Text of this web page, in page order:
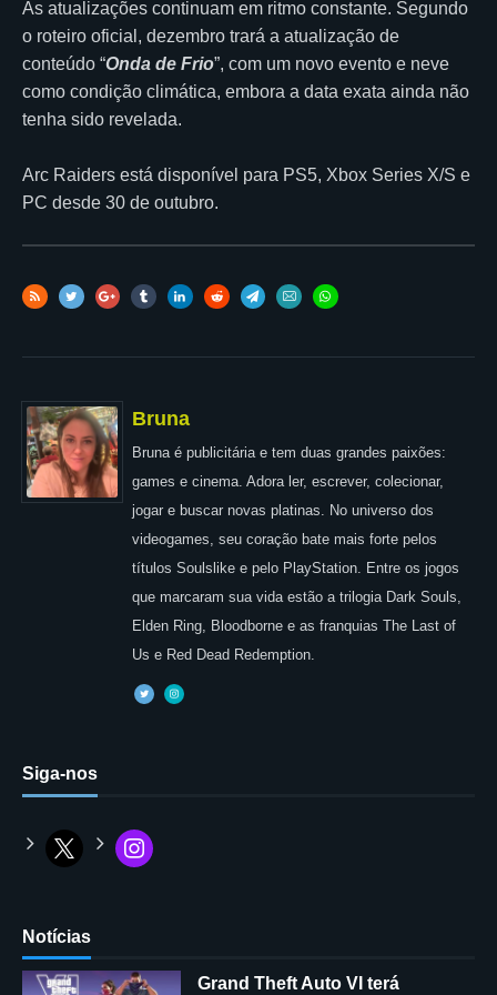
As atualizações continuam em ritmo constante. Segundo
o roteiro oficial, dezembro trará a atualização de
conteúdo “Onda de Frio”, com um novo evento e neve
como condição climática, embora a data exata ainda não
tenha sido revelada.
Arc Raiders está disponível para PS5, Xbox Series X/S e
PC desde 30 de outubro.
Bruna
Bruna é publicitária e tem duas grandes paixões:
games e cinema. Adora ler, escrever, colecionar,
jogar e buscar novas platinas. No universo dos
videogames, seu coração bate mais forte pelos
títulos Soulslike e pelo PlayStation. Entre os jogos
que marcaram sua vida estão a trilogia Dark Souls,
Elden Ring, Bloodborne e as franquias The Last of
Us e Red Dead Redemption.
Siga-nos
Notícias
Grand Theft Auto VI terá